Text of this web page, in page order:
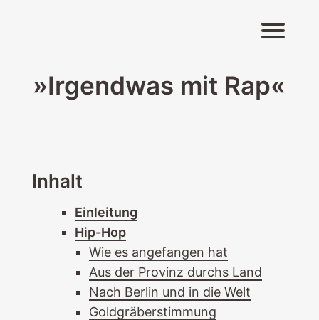
»Irgendwas mit Rap«
Inhalt
Einleitung
Hip-Hop
Wie es angefangen hat
Aus der Provinz durchs Land
Nach Berlin und in die Welt
Goldgräberstimmung